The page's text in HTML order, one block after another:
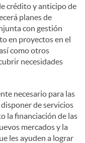
crédito y anticipo de
planes de
con gestión
en proyectos en el
como otros
necesidades
necesario para las
de servicios
la financiación de las
mercados y la
les ayuden a lograr